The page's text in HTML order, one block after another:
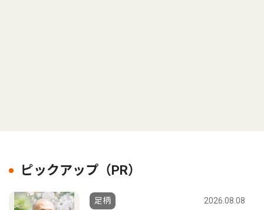
ピックアップ（PR）
足柄 2026.08.08